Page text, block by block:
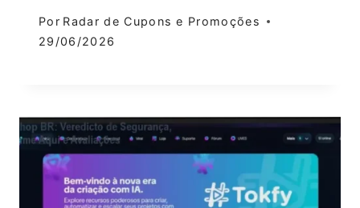
Por Radar de Cupons e Promoções
29/06/2026